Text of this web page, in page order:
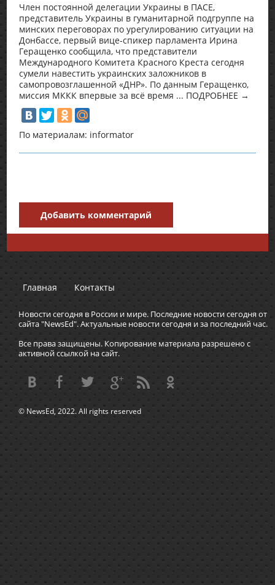
Член постоянной делегации Украины в ПАСЕ,
представитель Украины в гуманитарной подгруппе на
минских переговорах по урегулированию ситуации на
Донбассе, первый вице-спикер парламента Ирина
Геращенко сообщила, что представители
Международного Комитета Красного Креста сегодня
сумели навестить украинских заложников в
самопровозглашенной «ДНР». По данным Геращенко,
миссия МККК впервые за всё время ... ПОДРОБНЕЕ →
По материалам: informator
Добавить комментарий
Главная Контакты
Новости сегодня в России и мире. Последние новости сегодня от
сайта "NewsEd". Актуальные новости сегодня и за последний час.
Все права защищены. Копирование материала разрешено с
активной ссылкой на сайт.
© NewsEd, 2022. All rights reserved